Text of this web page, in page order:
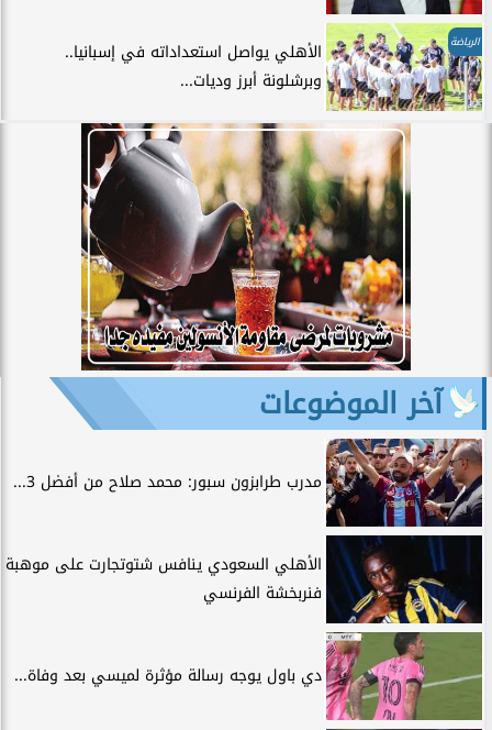
الرياضة
الأهلي يواصل استعداداته في إسبانيا..
وبرشلونة أبرز وديات...
آخر الموضوعات
مدرب طرابزون سبور: محمد صلاح من أفضل 3...
الأهلي السعودي ينافس شتوتجارت على موهبة
فنربخشة الفرنسي
دي باول يوجه رسالة مؤثرة لميسي بعد وفاة...